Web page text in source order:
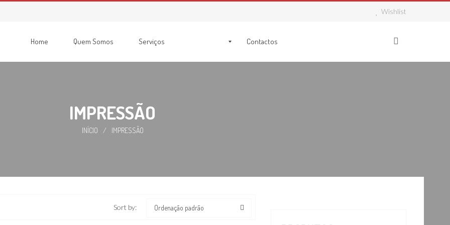
Wishlist
Home Quem Somos Serviços Contactos
IMPRESSÃO
INÍCIO / IMPRESSÃO
Sort by: Ordenação padrão